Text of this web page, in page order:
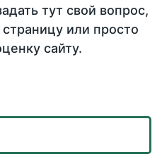
тут свой вопрос,
или просто
сайту.